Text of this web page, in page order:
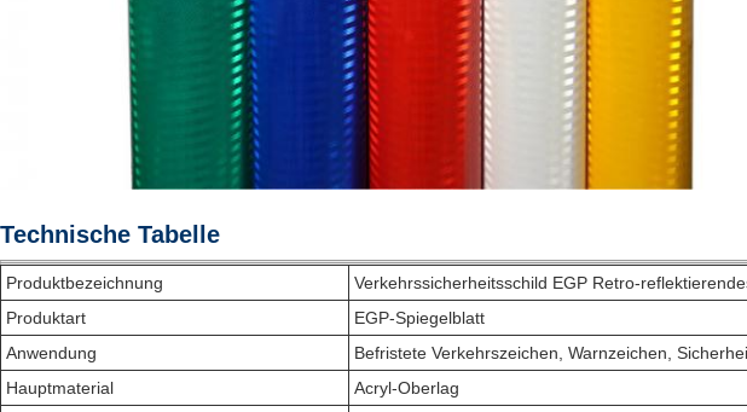
Technische Tabelle
Produktbezeichnung
Verkehrssicherheitsschild EGP Retro-
Produktart
EGP-Spiegelblatt
Anwendung
Befristete Verkehrszeichen, Warnzeichen,
Hauptmaterial
Acryl-Oberlag